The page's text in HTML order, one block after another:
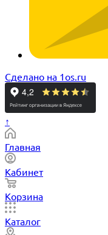
Сделано на 1os.ru
↑
Главная
Кабинет
Корзина
Каталог